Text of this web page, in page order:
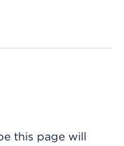
this page will